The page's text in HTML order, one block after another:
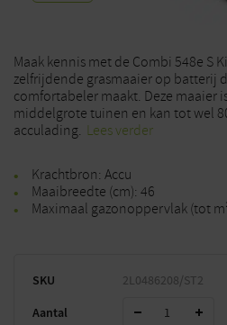
Maak kennis met de Combi 548e S
zelfrijdende grasmaaier op batterij
comfortabeler maakt. Deze maaier
middelgrote tuinen en kan tot wel
acculading. Lees verder
Krachtbron: Accu
Maaibreedte (cm): 46
Maximaal gazonoppervlak (tot
SKU 2L0486208/ST2
Aantal